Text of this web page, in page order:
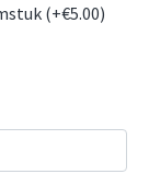
(+€5.00)